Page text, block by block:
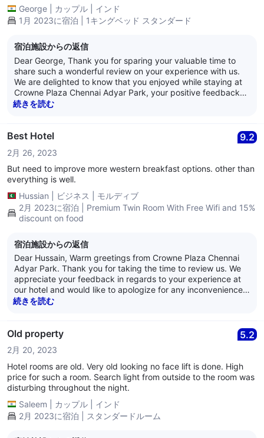
George
カップル
インド
1月 2023に宿泊 | 1キングベッド スタンダード
宿泊施設からの返信
Dear George, Thank you for sparing your valuable time to
share such a wonderful review on your experience with us.
We are delighted to know that you enjoyed while staying at
Crowne Plaza Chennai Adyar Park, your positive feedback
will act as source of inspiration for us. Your kind words
always. We would once again like to thank you for the review
Crowne Plaza Chennai Adyar Park. Best Regards, Anand
Nair General Manager Crowne Plaza Chennai Adyar Park
続きを読む
Best Hotel 9.2
2月 26, 2023
But need to improve more western breakfast options. other than
everything is well.
Hussian
ビジネス
モルディブ
2月 2023に宿泊 | Premium Twin Room With Free Wifi and 15%
discount on food
宿泊施設からの返信
Dear Hussain, Warm greetings from Crowne Plaza Chennai
Adyar Park. Thank you for taking the time to review us. We
appreciate your feedback in regards to your experience at
our hotel and would like to apologize for any inconvenience
caused. We have highlighted the issue to the relevant team
and operations. We eagerly look forward to hosting you
again soon. We hope you have a lovely day ahead! Warm
Regards, Anand Nair General Manager Crowne Plaza
Chennai Adyar Park
続きを読む
Old property 5.2
2月 20, 2023
Hotel rooms are old. Very old looking no face lift is done. High
price for such a room. Search light from outside to the room was
disturbing throughout the night.
Saleem
カップル
インド
2月 2023に宿泊 | スタンダードルーム